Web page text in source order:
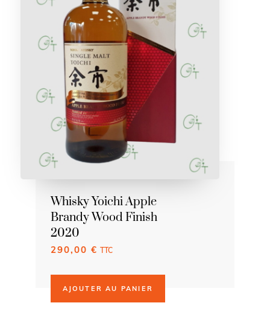
Whisky Yoichi Apple
Brandy Wood Finish
2020
290,00 € TTC
AJOUTER AU PANIER